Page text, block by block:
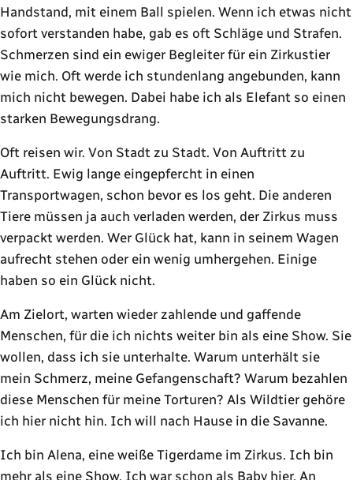
Handstand, mit einem Ball spielen. Wenn ich etwas nicht
sofort verstanden habe, gab es oft Schläge und Strafen.
Schmerzen sind ein ewiger Begleiter für ein Zirkustier
wie mich. Oft werde ich stundenlang angebunden, kann
mich nicht bewegen. Dabei habe ich als Elefant so einen
starken Bewegungsdrang.
Oft reisen wir. Von Stadt zu Stadt. Von Auftritt zu
Auftritt. Ewig lange eingepfercht in einen
Transportwagen, schon bevor es los geht. Die anderen
Tiere müssen ja auch verladen werden, der Zirkus muss
verpackt werden. Wer Glück hat, kann in seinem Wagen
aufrecht stehen oder ein wenig umhergehen. Einige
haben so ein Glück nicht.
Am Zielort, warten wieder zahlende und gaffende
Menschen, für die ich nichts weiter bin als eine Show. Sie
wollen, dass ich sie unterhalte. Warum unterhält sie
mein Schmerz, meine Gefangenschaft? Warum bezahlen
diese Menschen für meine Torturen? Als Wildtier gehöre
ich hier nicht hin. Ich will nach Hause in die Savanne.
Ich bin Alena, eine weiße Tigerdame im Zirkus. Ich bin
mehr als eine Show. Ich war schon als Baby hier. An